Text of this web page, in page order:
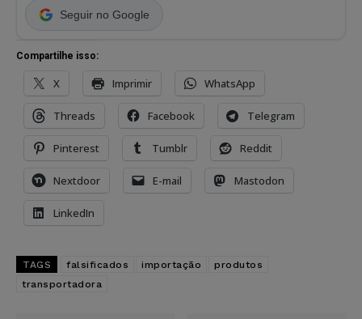
Seguir no Google
Compartilhe isso:
X Imprimir WhatsApp
Threads Facebook Telegram
Pinterest Tumblr Reddit
Nextdoor E-mail Mastodon
LinkedIn
TAGS falsificados importação
produtos
transportadora